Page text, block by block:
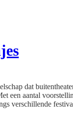
dat
een aantal
verschillende